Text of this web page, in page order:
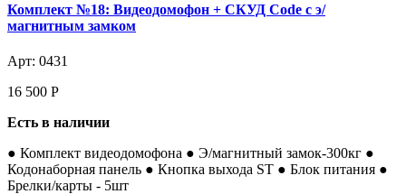
Комплект №18: Видеодомофон + СКУД Code с э/
магнитным замком
Арт: 0431
16 500 Р
Есть в наличии
● Комплект видеодомофона ● Э/магнитный замок-300кг ●
Кодонаборная панель ● Кнопка выхода ST ● Блок питания ●
Брелки/карты - 5шт